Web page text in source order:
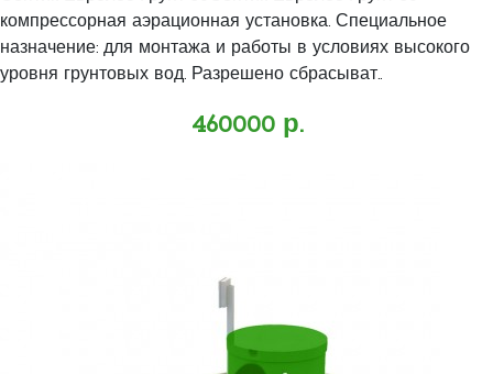
компрессорная аэрационная установка. Специальное
назначение: для монтажа и работы в условиях высокого
уровня грунтовых вод. Разрешено сбрасыват..
460000 р.